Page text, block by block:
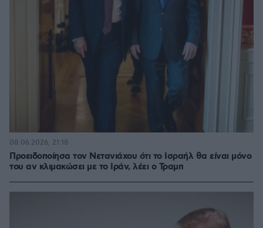
Προειδοποίησα τον Νετανιάχου ότι το Ισραήλ θα είναι μόνο
του αν κλιμακώσει με το Ιράν, λέει ο Τραμπ
08.06.2026, 21:18